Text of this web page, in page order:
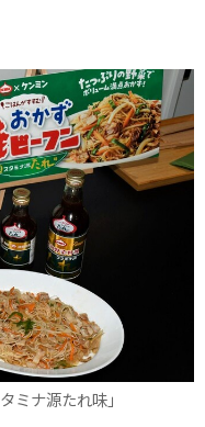
ナ源たれ味」